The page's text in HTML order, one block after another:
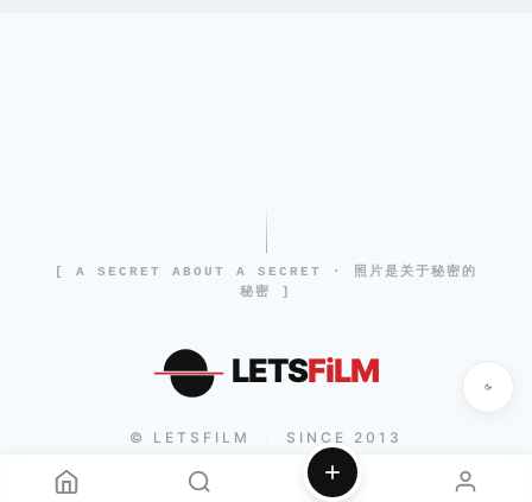
[ A SECRET ABOUT A SECRET · 照片是关于秘密的
秘密 ]
LETSFiLM
© LETSFILM SINCE 2013